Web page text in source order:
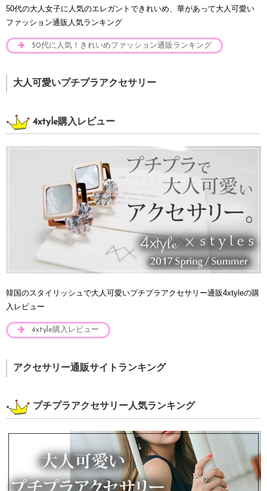
50代の大人女子に人気のエレガントできれいめ、華があって大人可愛い
ファッション通販人気ランキング
50代に人気！きれいめファッション通販ランキング
大人可愛いプチプラアクセサリー
4xtyle購入レビュー
韓国のスタイリッシュで大人可愛いプチプラアクセサリー通販4xtyleの購
入レビュー
4xtyle購入レビュー
アクセサリー通販サイトランキング
プチプラアクセサリー人気ランキング